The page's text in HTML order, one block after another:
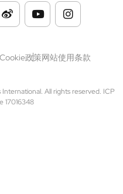
All rights reserved. ICP
17016348
Cookie政策网站使用条款